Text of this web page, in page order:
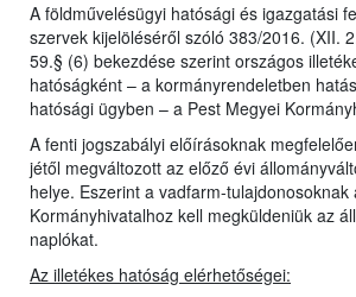
A földművelésügyi hatósági és igazgatási
szervek kijelöléséről szóló 383/2016. (XII.
59.§ (6) bekezdése szerint országos
hatóságként – a kormányrendeletben
hatósági ügyben – a Pest Megyei
A fenti jogszabályi előírásoknak
jétől megváltozott az előző évi
helye. Eszerint a vadfarm-tulajdonosoknak
Kormányhivatalhoz kell megküldeniük az
naplókat.
Az illetékes hatóság elérhetőségei: